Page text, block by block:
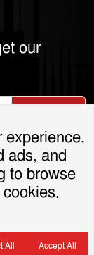
our
Rights
experience,
ads, and
to browse
All Accept All